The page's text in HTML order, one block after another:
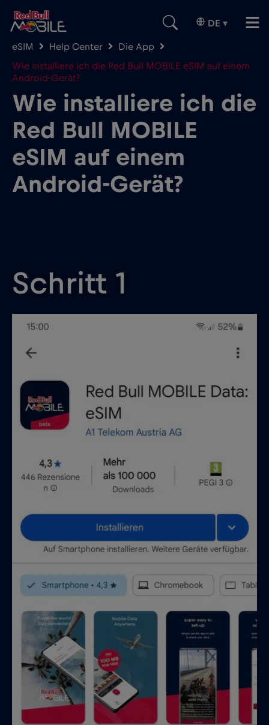
DE ▾
eSIM Help Center
Die App
Wie installiere ich die Red Bull MOBILE eSIM auf einem
Android-Gerät?
Wie installiere ich die
Red Bull MOBILE
eSIM auf einem
Android-Gerät?
Schritt 1